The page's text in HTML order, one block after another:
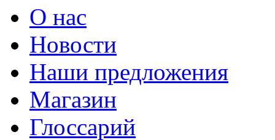
О нас
Новости
Наши предложения
Магазин
Глоссарий